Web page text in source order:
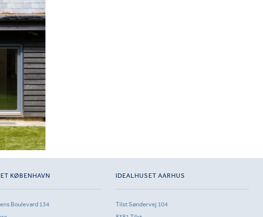
KØBENHAVN
Boulevard 134
IDEALHUSET AARHUS
Tilst Søndervej 104